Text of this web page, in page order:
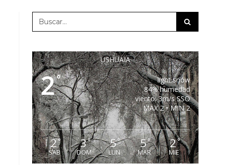
USHUAIA
2°
light snow
84% humedad
viento: 3m/s SSO
MAX 2 • MIN 2
2°
SAB
3°
DOM
5°
LUN
5°
MAR
2°
MIE